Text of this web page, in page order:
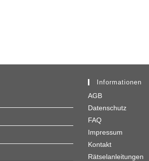
Informationen
AGB
Datenschutz
FAQ
Impressum
Kontakt
Rätselanleitungen